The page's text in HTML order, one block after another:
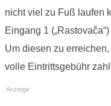
nicht viel zu Fuß laufen
Eingang 1
Um diesen zu
volle Eintrittsgebühr
Anzeige